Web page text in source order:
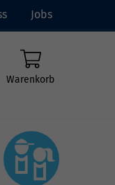
Jobs
Warenkorb